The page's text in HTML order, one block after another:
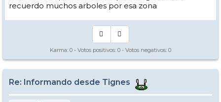
recuerdo muchos arboles por esa zona
Karma: 0 - Votos positivos: 0 - Votos negativos: 0
Re: Informando desde Tignes